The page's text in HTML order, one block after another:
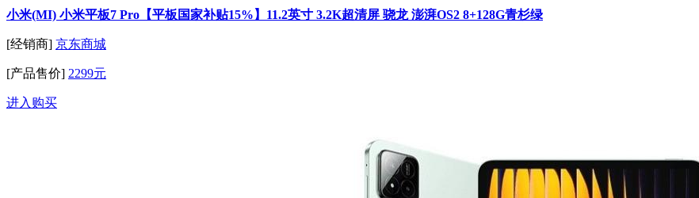
小米(MI) 小米平板7 Pro【平板国家补贴15%】11.2英寸 3.2K超清屏 骁龙 澎湃OS2 8+128G青杉绿
[经销商] 京东商城
[产品售价] 2299元
进入购买